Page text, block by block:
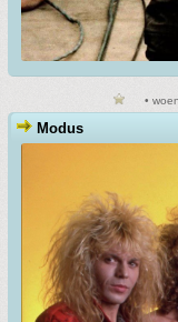
•
Modus